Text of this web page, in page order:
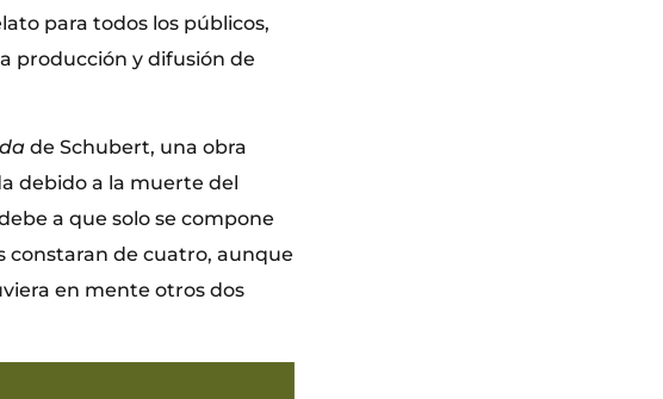
para todos los públicos,
producción y difusión de
de Schubert, una obra
debido a la muerte del
a que solo se compone
constaran de cuatro, aunque
en mente otros dos